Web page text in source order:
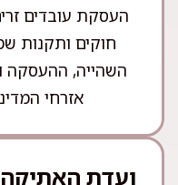
העסקת עובדים
חוקים ותקנות
השהייה, ההעסקה
אזרחי
ועדת